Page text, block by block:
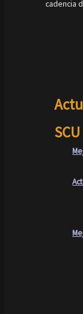
cadencia
SCU